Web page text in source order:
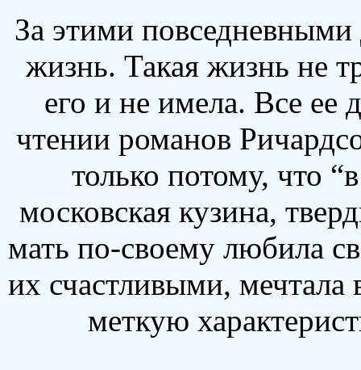
За этими
жизнь. Такая жизнь не
его и не имела. Все ее
чтении романов
только потому, что
московская кузина,
мать по-своему любила
их счастливыми,
меткую